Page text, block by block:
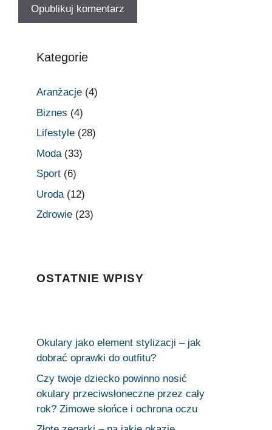
Kategorie
Aranżacje (4)
Biznes (4)
Lifestyle (28)
Moda(33)
Sport (6)
Uroda(12)
Zdrowie (23)
OSTATNIE WPISY
Okulary jako element stylizacji – jak
dobrać oprawki do outfitu?
Czy twoje dziecko powinno nosić
okulary przeciwsłoneczne przez cały
rok? Zimowe słońce i ochrona oczu